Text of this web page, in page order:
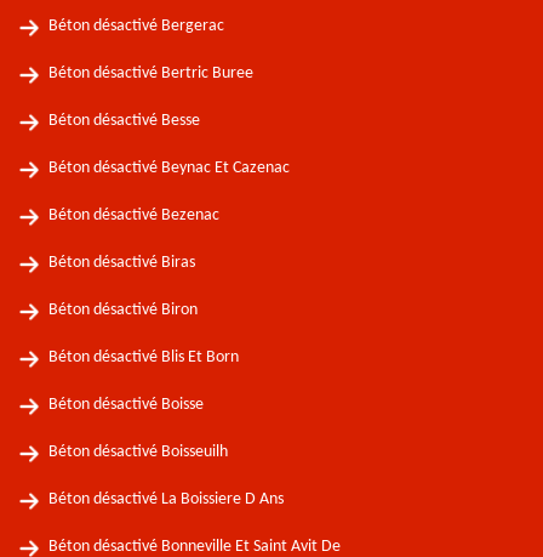
Béton désactivé Bergerac
Béton désactivé Bertric Buree
Béton désactivé Besse
Béton désactivé Beynac Et Cazenac
Béton désactivé Bezenac
Béton désactivé Biras
Béton désactivé Biron
Béton désactivé Blis Et Born
Béton désactivé Boisse
Béton désactivé Boisseuilh
Béton désactivé La Boissiere D Ans
Béton désactivé Bonneville Et Saint Avit De